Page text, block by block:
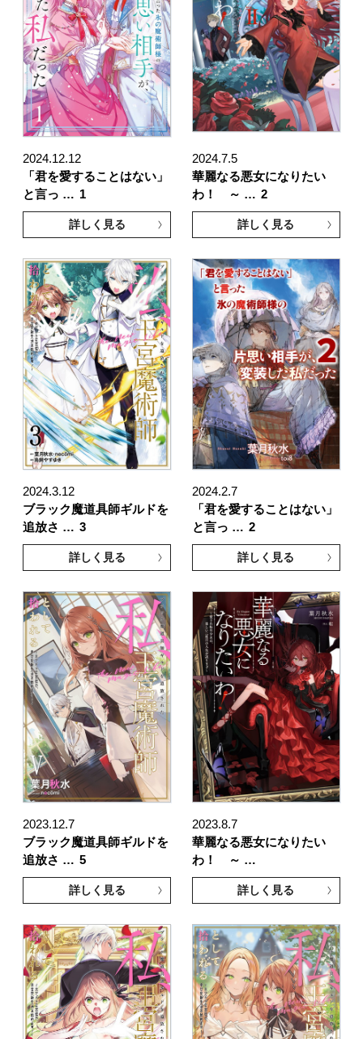
2024.12.12
「君を愛することはない」
と言っ … 1
詳しく見る
2024.7.5
華麗なる悪女になりたい
わ！ ～ … 2
詳しく見る
2024.3.12
ブラック魔道具師ギルドを
追放さ … 3
詳しく見る
2024.2.7
「君を愛することはない」
と言っ … 2
詳しく見る
2023.12.7
ブラック魔道具師ギルドを
追放さ … 5
詳しく見る
2023.8.7
華麗なる悪女になりたい
わ！ ～ …
詳しく見る